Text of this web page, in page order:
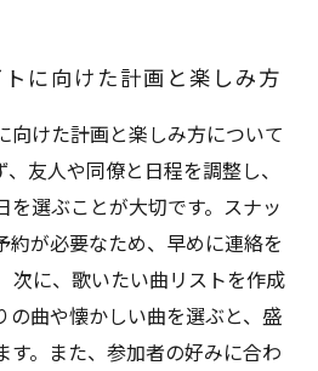
に向けた計画と楽しみ方
向けた計画と楽しみ方について
友人や同僚と日程を調整し、
を選ぶことが大切です。スナッ
約が必要なため、早めに連絡を
次に、歌いたい曲リストを作成
の曲や懐かしい曲を選ぶと、盛
す。また、参加者の好みに合わ